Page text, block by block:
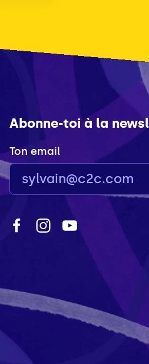
Abonne-toi à la
Ton email